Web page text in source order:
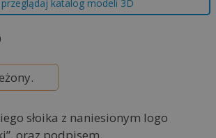
przeglądaj katalog modeli 3D
słoika z naniesionym logo
oraz podpisem.